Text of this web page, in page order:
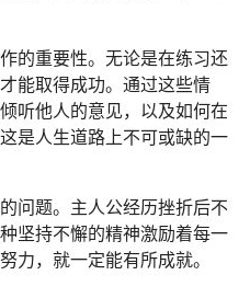
的重要性。无论是在练习还
能取得成功。通过这些情
听他人的意见，以及如何在
是人生道路上不可或缺的一
问题。主人公经历挫折后不
坚持不懈的精神激励着每一
力，就一定能有所成就。